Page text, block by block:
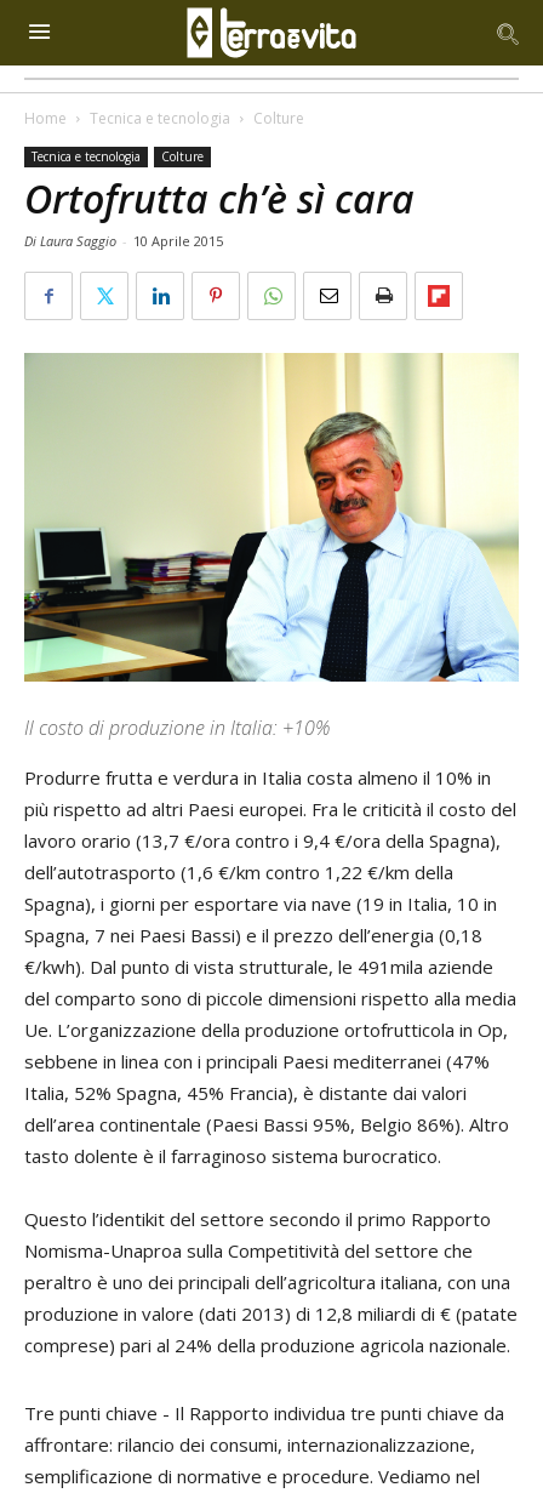
Home Tecnica e tecnologia Colture
Tecnica e tecnologia Colture
Ortofrutta ch’è sì cara
Di Laura Saggio - 10 Aprile 2015
Il costo di produzione in Italia: +10%
Produrre frutta e verdura in Italia costa almeno il 10% in
più rispetto ad altri Paesi europei. Fra le criticità il costo del
lavoro orario (13,7 €/ora contro i 9,4 €/ora della Spagna),
dell’autotrasporto (1,6 €/km contro 1,22 €/km della
Spagna), i giorni per esportare via nave (19 in Italia, 10 in
Spagna, 7 nei Paesi Bassi) e il prezzo dell’energia (0,18
€/kwh). Dal punto di vista strutturale, le 491mila aziende
del comparto sono di piccole dimensioni rispetto alla media
Ue. L’organizzazione della produzione ortofrutticola in Op,
sebbene in linea con i principali Paesi mediterranei (47%
Italia, 52% Spagna, 45% Francia), è distante dai valori
dell’area continentale (Paesi Bassi 95%, Belgio 86%). Altro
tasto dolente è il farraginoso sistema burocratico.
Questo l’identikit del settore secondo il primo Rapporto
Nomisma-Unaproa sulla Competitività del settore che
peraltro è uno dei principali dell’agricoltura italiana, con una
produzione in valore (dati 2013) di 12,8 miliardi di € (patate
comprese) pari al 24% della produzione agricola nazionale.
Tre punti chiave - Il Rapporto individua tre punti chiave da
affrontare: rilancio dei consumi, internazionalizzazione,
semplificazione di normative e procedure. Vediamo nel